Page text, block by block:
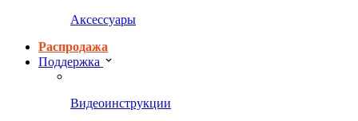
Аксессуары
Распродажа
Поддержка
Видеоинструкции